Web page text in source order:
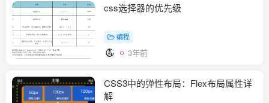
css选择器的优先级
编程
3年前
CSS3中的弹性布局：Flex布局属性详
解